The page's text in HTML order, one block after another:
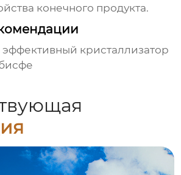
конечного продукта.
эффективный кристаллизатор